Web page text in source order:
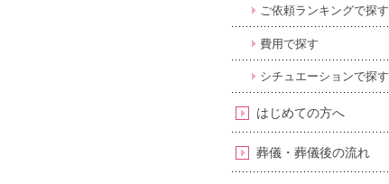
ご依頼ランキングで探す
費用で探す
シチュエーションで探す
はじめての方へ
葬儀・葬儀後の流れ